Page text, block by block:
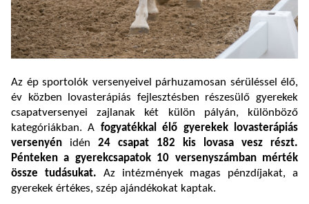
Az ép sportolók versenyeivel párhuzamosan sérüléssel élő,
év közben lovasterápiás fejlesztésben részesülő gyerekek
csapatversenyei zajlanak két külön pályán, különböző
kategóriákban. A fogyatékkal élő gyerekek lovasterápiás
versenyén idén 24 csapat
182 kis lovasa vesz részt.
Pénteken a gyerekcsapatok 10 versenyszámban mérték
össze tudásukat. Az intézmények magas pénzdíjakat, a
gyerekek értékes, szép ajándékokat kaptak.